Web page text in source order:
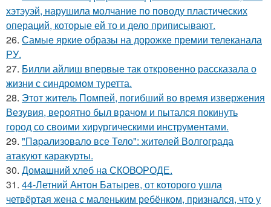
хэтэуэй, нарушила молчание по поводу пластических
операций, которые ей то и дело приписывают.
26. Самые яркие образы на дорожке премии телеканала
РУ.
27. Билли айлиш впервые так откровенно рассказала о
жизни с синдромом туретта.
28. Этот житель Помпей, погибший во время извержения
Везувия, вероятно был врачом и пытался покинуть
город со своими хирургическими инструментами.
29. "Пapализовало все Тело": жителей Волгограда
атакуют каракурты.
30. Домашний хлеб на СКОВОРОДЕ.
31. 44-Летний Антон Батырев, от которого ушла
четвёртая жена с маленьким ребёнком, признался, что у